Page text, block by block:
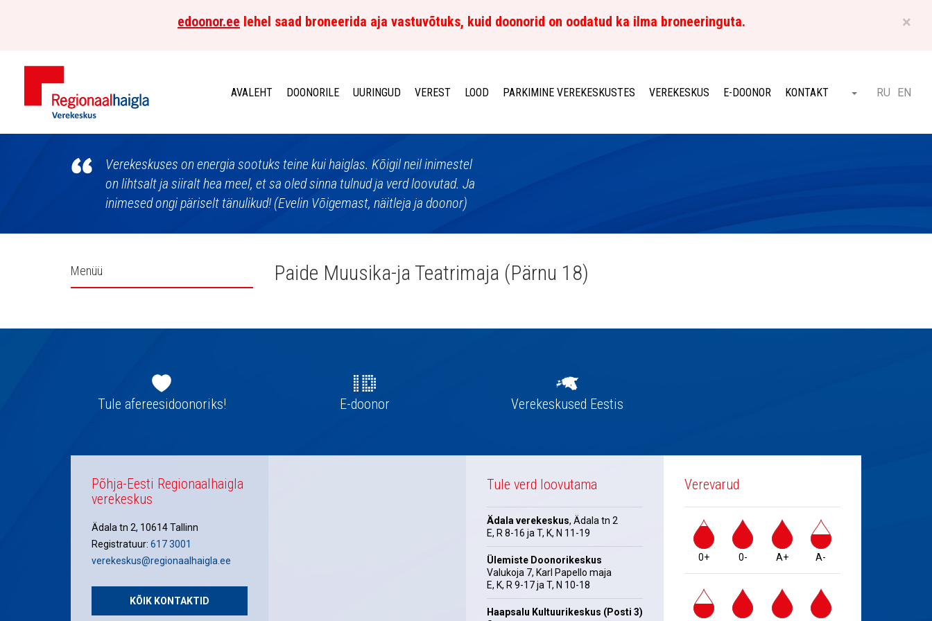
×
edoonor.ee lehel saad broneerida aja vastuvõtuks, kuid doonorid on oodatud ka ilma broneeringuta.
Põhja-
Regionaalhaigla
Verekeskus
AVALEHT DOONORILE UURINGUD VEREST LOOD PARKIMINE VEREKESKUSTES VEREKESKUS E-DOONOR KONTAKT Otsi ET
RU EN
Verekeskuses on energia sootuks teine kui haiglas. Kõigil neil inimestel
on lihtsalt ja siiralt hea meel, et sa oled sinna tulnud ja verd loovutad. Ja
inimesed ongi päriselt tänulikud! (Evelin Võigemast, näitleja ja doonor)
Külgpaani
Menüü Paide Muusika-ja Teatrimaja (Pärnu 18)
navigatsioonTule afereesidoonoriks! E-doonor Verekeskused Eestis
Põhja-Eesti Regionaalhaigla
verekeskus
Ädala tn 2, 10614 Tallinn
Registratuur: 617 3001
verekeskus@regionaalhaigla.ee
KÕIK KONTAKTID
Tule verd loovutama
Ädala verekeskus, Ädala tn 2
E, R 8-16 ja T, K, N 11-19
Ülemiste Doonorikeskus
Valukoja 7, Karl Papello maja
E, K, R 9-17 ja T, N 10-18
Haapsalu Kultuurikeskus (Posti 3)
Verevarud
0+ 0- A+ A-